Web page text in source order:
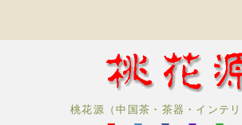
桃花源（中国茶・茶器・インテリ